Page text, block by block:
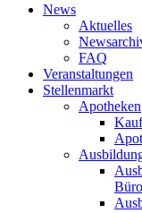
News
Aktuelles
FAQ
Veranstaltungen
Stellenmarkt
Apotheken